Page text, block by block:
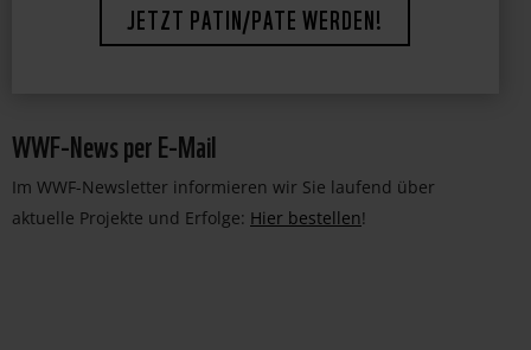
JETZT PATIN/PATE WERDEN!
WWF-News per E-Mail
Im WWF-Newsletter informieren wir Sie laufend über
aktuelle Projekte und Erfolge: Hier bestellen!